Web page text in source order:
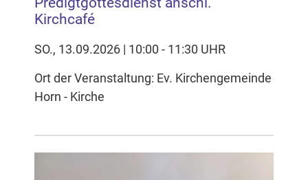
Kirchcafé
SO., 13.09.2026 | 10:00 - 11:30 UHR
Ort der Veranstaltung: Ev. Kirchengemeinde
Horn - Kirche